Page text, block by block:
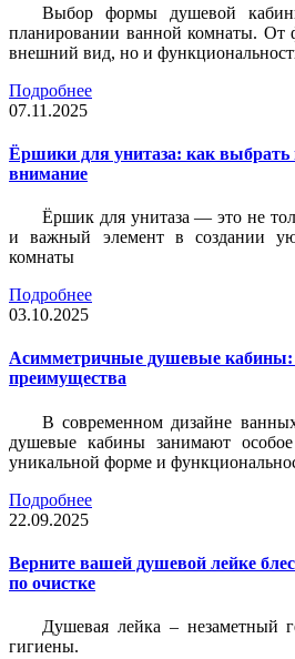
Выбор формы душевой
планировании ванной комнаты. От
внешний вид, но и
Подробнее
07.11.2025
Ёршики для унитаза: как выбрать
внимание
Ёршик для унитаза — это не
и важный элемент в создании
комнаты
Подробнее
03.10.2025
Асимметричные душевые кабины:
преимущества
В современном дизайне
душевые кабины занимают особое
уникальной форме и
Подробнее
22.09.2025
Верните вашей душевой лейке
по очистке
Душевая лейка – незаметный
гигиены.